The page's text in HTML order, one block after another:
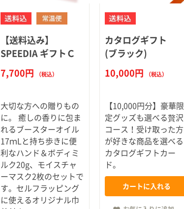
【送料込み】
SPEEDIA ギフトＣ
7,700円
（税込）
大切な方への贈りもの
に。 癒しの香りに包ま
れるブースターオイル
17ｍLと持ち歩きに便
利なハンド＆ボディミ
ルク20g、モイスチャ
ーマスク2枚のセットで
す。セルフラッピング
に使えるオリジナル巾
カタログギフト
(ブラック)
10,000円
（税込）
【10,000円分】豪華限
定グッズも選べる贅沢
コース！受け取った方
が好きな商品を選べる
カタログギフトカー
ド。
カートに入れる